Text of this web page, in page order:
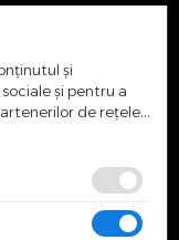
și
și pentru a
de rețele
cu privire la
le pot combina cu
urma folosirii